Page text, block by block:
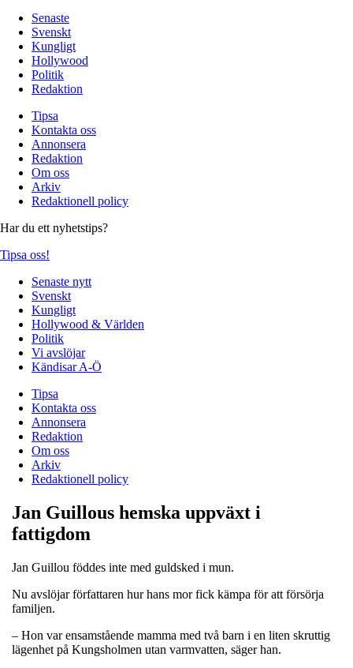
Senaste
Svenskt
Kungligt
Hollywood
Politik
Redaktion
Tipsa
Kontakta oss
Annonsera
Redaktion
Om oss
Arkiv
Redaktionell policy
Har du ett nyhetstips?
Tipsa oss!
Senaste nytt
Svenskt
Kungligt
Hollywood & Världen
Politik
Vi avslöjar
Kändisar A-Ö
Tipsa
Kontakta oss
Annonsera
Redaktion
Om oss
Arkiv
Redaktionell policy
Jan Guillous hemska uppväxt i
fattigdom
Jan Guillou föddes inte med guldsked i mun.
Nu avslöjar författaren hur hans mor fick kämpa för att försörja
familjen.
– Hon var ensamstående mamma med två barn i en liten skruttig
lägenhet på Kungsholmen utan varmvatten, säger han.